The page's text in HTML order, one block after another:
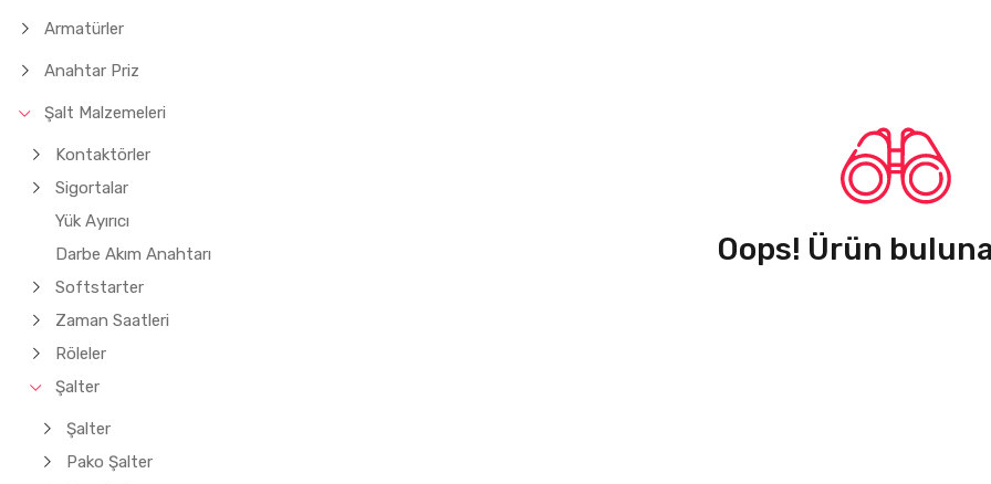
Armatürler
Anahtar Priz
Şalt Malzemeleri
Kontaktörler
Sigortalar
Yük Ayırıcı
Darbe Akım Anahtarı
Softstarter
Zaman Saatleri
Röleler
Şalter
Şalter
Pako Şalter
Oops! Ürün